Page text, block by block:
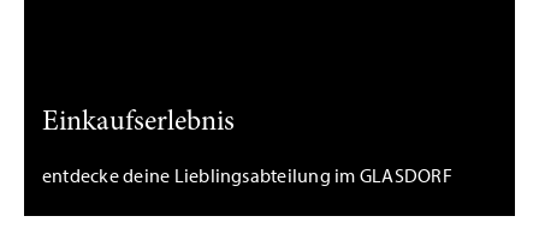
Einkaufserlebnis
entdecke deine Lieblingsabteilung im GLASDORF